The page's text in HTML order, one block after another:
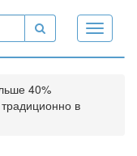
Toggle
40%
в